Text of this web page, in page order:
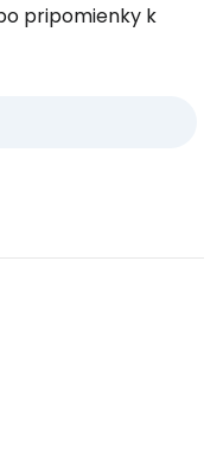
pripomienky k